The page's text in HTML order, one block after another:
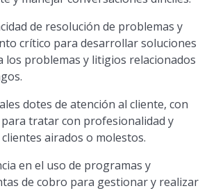
de resolución de problemas y
crítico para desarrollar soluciones
los problemas y litigios relacionados
dotes de atención al cliente, con
para tratar con profesionalidad y
airados o molestos.
en el uso de programas y
de cobro para gestionar y realizar